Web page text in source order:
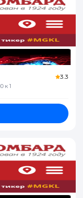
к 1
3.3